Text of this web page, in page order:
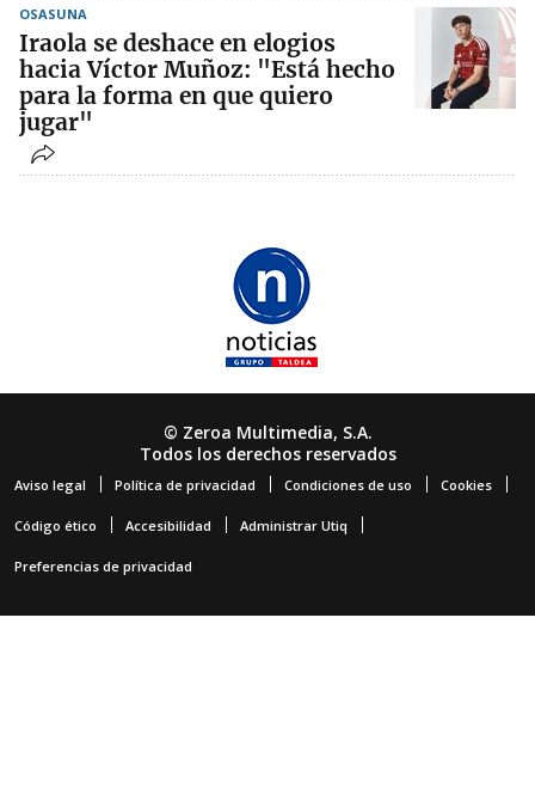
OSASUNA
Iraola se deshace en elogios
hacia Víctor Muñoz: "Está hecho
para la forma en que quiero
jugar"
© Zeroa Multimedia, S.A.
Todos los derechos reservados
Aviso legal Política de privacidad Condiciones de uso Cookies
Código ético Accesibilidad Administrar Utiq
Preferencias de privacidad